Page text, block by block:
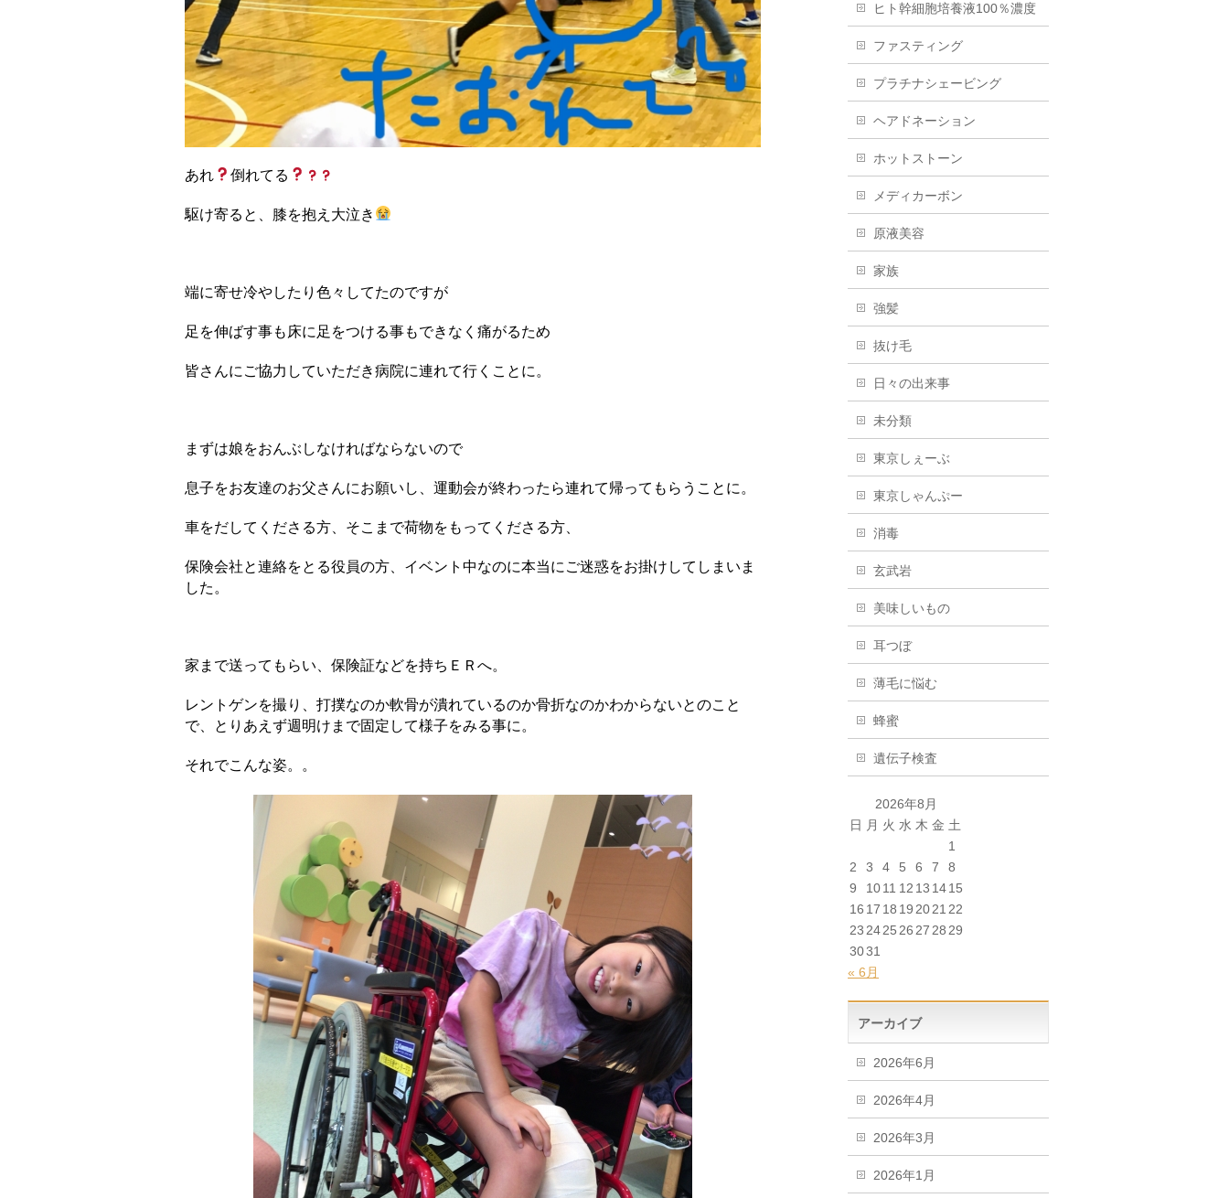
あれ 倒れてる
駆け寄ると、膝を抱え大泣き
端に寄せ冷やしたり色々してたのですが
足を伸ばす事も床に足をつける事もできなく痛がるため
皆さんにご協力していただき病院に連れて行くことに。
まずは娘をおんぶしなければならないので
息子をお友達のお父さんにお願いし、運動会が終わったら連れて帰ってもらうことに。
車をだしてくださる方、そこまで荷物をもってくださる方、
保険会社と連絡をとる役員の方、イベント中なのに本当にご迷惑をお掛けしてしまいま
した。
家まで送ってもらい、保険証などを持ちＥＲへ。
レントゲンを撮り、打撲なのか軟骨が潰れているのか骨折なのかわからないとのこと
で、とりあえず週明けまで固定して様子をみる事に。
それでこんな姿。。
ヒト幹細胞培養液100％濃度
ファスティング
プラチナシェービング
ヘアドネーション
ホットストーン
メディカーボン
原液美容
家族
強髪
抜け毛
日々の出来事
未分類
東京しぇーぶ
東京しゃんぷー
消毒
玄武岩
美味しいもの
耳つぼ
薄毛に悩む
蜂蜜
遺伝子検査
2026年8月
日 月 火 水 木 金 土
1
2
3 4 5 6 7
8
9
1011 12 13 1415
16 17 18 19 2021 22
23 2425 26 27 28 29
3031
« 6月
アーカイブ
2026年6月
2026年4月
2026年3月
2026年1月